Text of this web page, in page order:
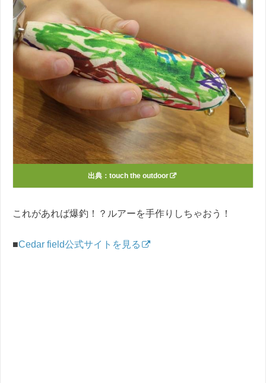
出典： touch the outdoor
これがあれば爆釣！？ルアーを手作りしちゃおう！
■Cedar field公式サイトを見る